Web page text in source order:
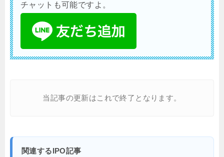
チャットも可能ですよ。
当記事の更新はこれで終了となります。
関連するIPO記事